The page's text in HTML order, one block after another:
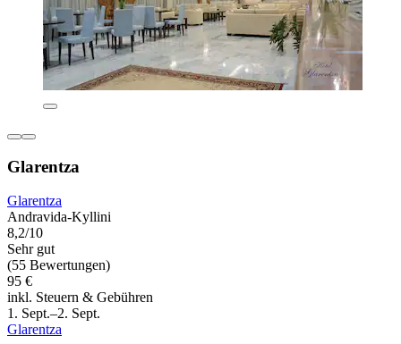
Glarentza
Glarentza
Andravida-Kyllini
8,2/10
Sehr gut
(55 Bewertungen)
95 €
inkl. Steuern & Gebühren
1. Sept.–2. Sept.
Glarentza